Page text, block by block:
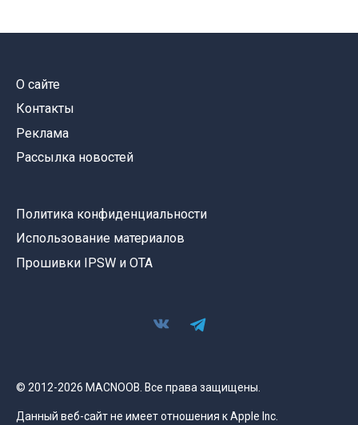
О сайте
Контакты
Реклама
Рассылка новостей
Политика конфиденциальности
Использование материалов
Прошивки IPSW и OTA
© 2012-2026 MACNOOB. Все права защищены.
Данный веб-сайт не имеет отношения к Apple Inc.